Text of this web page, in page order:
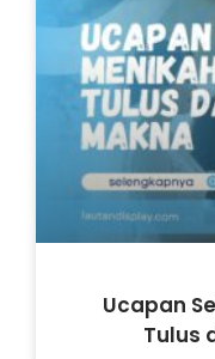
Ucapan
Tulus